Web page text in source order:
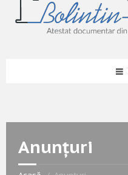
Anunțuri